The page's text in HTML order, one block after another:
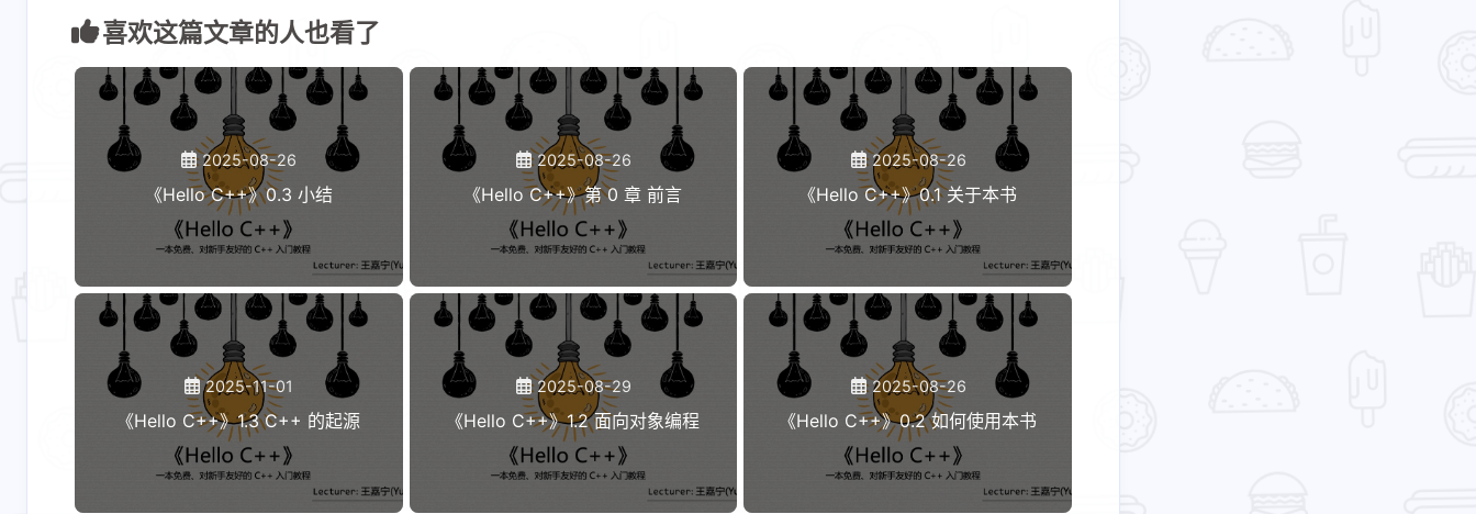
二月 2026
篇
一月 2026
篇
十二月 2025
2篇
九月 2025 八月 2025
篇
六月 2025
喜欢这篇文章的人也看了
2025-08-26
《Hello C++》0.3 小结
2025-08-26
《Hello C++》第 0 章 前言
2025-08-26
《Hello C++》0.1 关于本书
2025-11-01
《Hello C++》1.3 C++ 的起源
2025-08-29
《Hello C++》1.2 面向对象编程
2025-08-26
《Hello C++》0.2 如何使用本书